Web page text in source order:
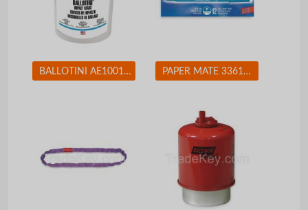
BALLOTINI AE100170 Blast Media Glass Beads Fine PAPER MATE 3361131 Ballpoint Pen, Stick, Fine, Blue, PK 12